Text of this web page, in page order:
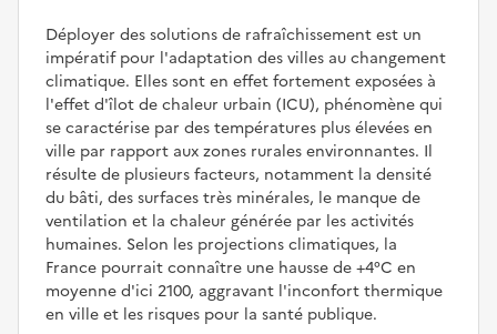
Déployer des solutions de rafraîchissement est un
impératif pour l'adaptation des villes au changement
climatique. Elles sont en effet fortement exposées à
l'effet d'îlot de chaleur urbain (ICU), phénomène qui
se caractérise par des températures plus élevées en
ville par rapport aux zones rurales environnantes. Il
résulte de plusieurs facteurs, notamment la densité
du bâti, des surfaces très minérales, le manque de
ventilation et la chaleur générée par les activités
humaines. Selon les projections climatiques, la
France pourrait connaître une hausse de +4°C en
moyenne d'ici 2100, aggravant l'inconfort thermique
en ville et les risques pour la santé publique.